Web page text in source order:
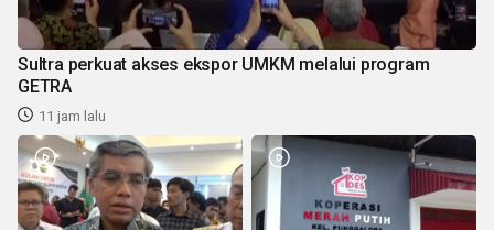
Sultra perkuat akses ekspor UMKM melalui program
GETRA
11 jam lalu